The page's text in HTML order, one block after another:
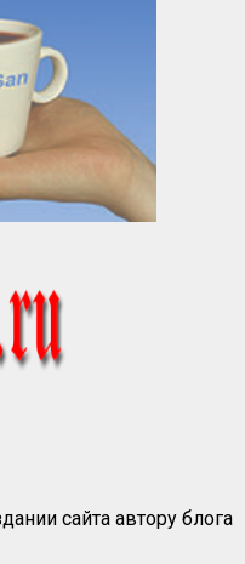
сайта автору блога